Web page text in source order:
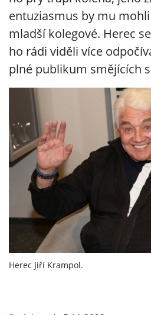
entuziasmus by mu
mladší kolegové. Herec
ho rádi viděli více
plné publikum smějících
Herec Jiří Krampol.